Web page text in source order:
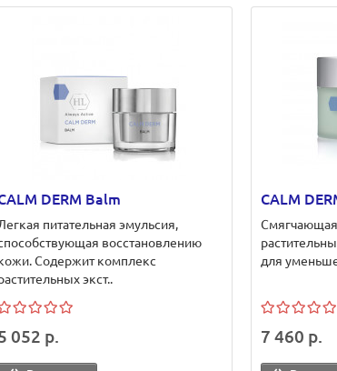
DERM Balm
питательная эмульсия,
восстановлению
Содержит комплекс
экст..
052 р.
CALM
для
7 460 р.